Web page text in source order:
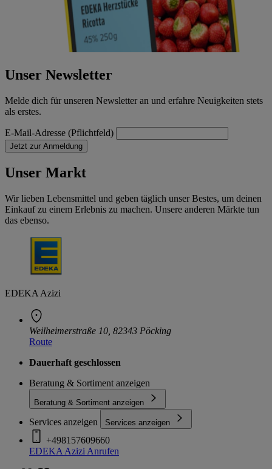
Unser Newsletter
Melde dich für unseren Newsletter an und erfahre Neuigkeiten stets
als erstes.
E-Mail-Adresse (Pflichtfeld)
Jetzt zur Anmeldung
Unser Markt
Wir lieben Lebensmittel und geben täglich unser Bestes, um deinen
Einkauf zu einem Erlebnis zu machen. Unsere anderen Märkte tun
das ebenso.
EDEKA Azizi
Weilheimerstraße 10, 82343 Pöcking
Route
Dauerhaft geschlossen
Beratung & Sortiment anzeigen
Beratung & Sortiment anzeigen
Services anzeigen Services anzeigen
+498157609660
EDEKA Azizi Anrufen